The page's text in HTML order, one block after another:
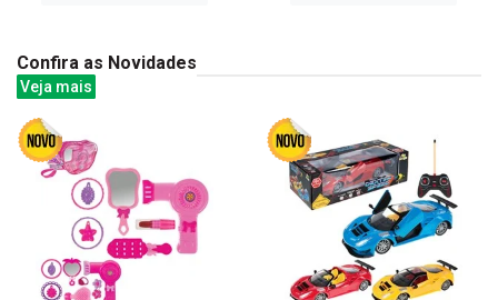
Confira as Novidades
Veja mais